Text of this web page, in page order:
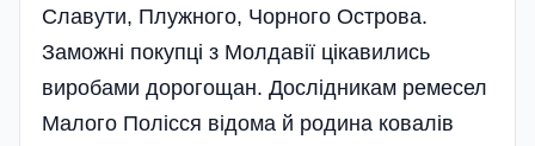
Славути, Плужного, Чорного Острова.
Заможні покупці з Молдавії цікавились
виробами дорогощан. Дослідникам ремесел
Малого Полісся відома й родина ковалів